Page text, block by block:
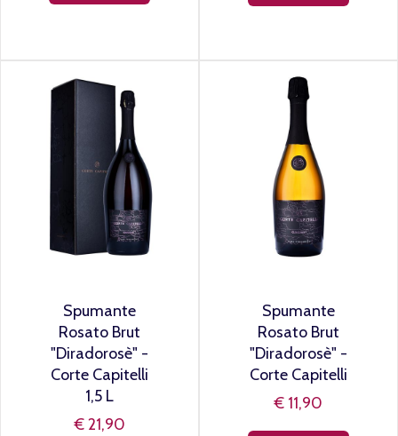
Spumante
Rosato Brut
"Diradorosè" -
Corte Capitelli
1,5 L
€ 21,90
Spumante
Rosato Brut
"Diradorosè" -
Corte Capitelli
€ 11,90